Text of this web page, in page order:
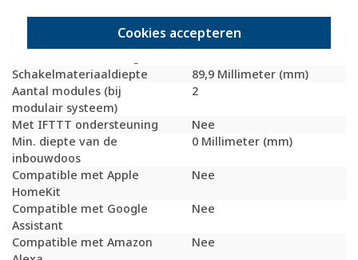
Cookies accepteren
Schakelmateriaalbreedte
76 Millimeter (mm)
Schakelmateriaaldiepte
89,9 Millimeter (mm)
Aantal modules (bij
modulair systeem)
2
Met IFTTT ondersteuning
Nee
Min. diepte van de
inbouwdoos
0 Millimeter (mm)
Compatible met Apple
HomeKit
Nee
Compatible met Google
Assistant
Nee
Compatible met Amazon
Nee